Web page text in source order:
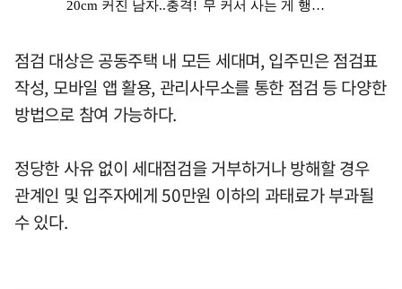
점검 대상은 공동주택 내 모든 세대며, 입주민은 점검표
작성, 모바일 앱 활용, 관리사무소를 통한 점검 등 다양한
방법으로 참여 가능하다.
정당한 사유 없이 세대점검을 거부하거나 방해할 경우
관계인 및 입주자에게 50만원 이하의 과태료가 부과될
수 있다.